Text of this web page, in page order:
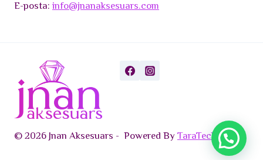
E-posta:info@jnanaksesuars.com
© 2026 Jnan Aksesuars - Powered ByTaraTech